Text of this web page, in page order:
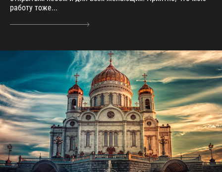
работу тоже...